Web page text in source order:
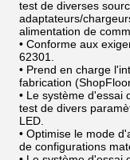
test de diverses
adaptateurs/
alimentation de
• Conforme aux
62301.
• Prend en charge
fabrication
• Le système d'essai
test de divers
LED.
• Optimise le mode
de configurations